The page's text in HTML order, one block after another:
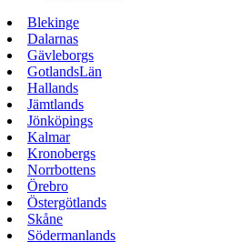
Blekinge
Dalarnas
Gävleborgs
GotlandsLän
Hallands
Jämtlands
Jönköpings
Kalmar
Kronobergs
Norrbottens
Örebro
Östergötlands
Skåne
Södermanlands